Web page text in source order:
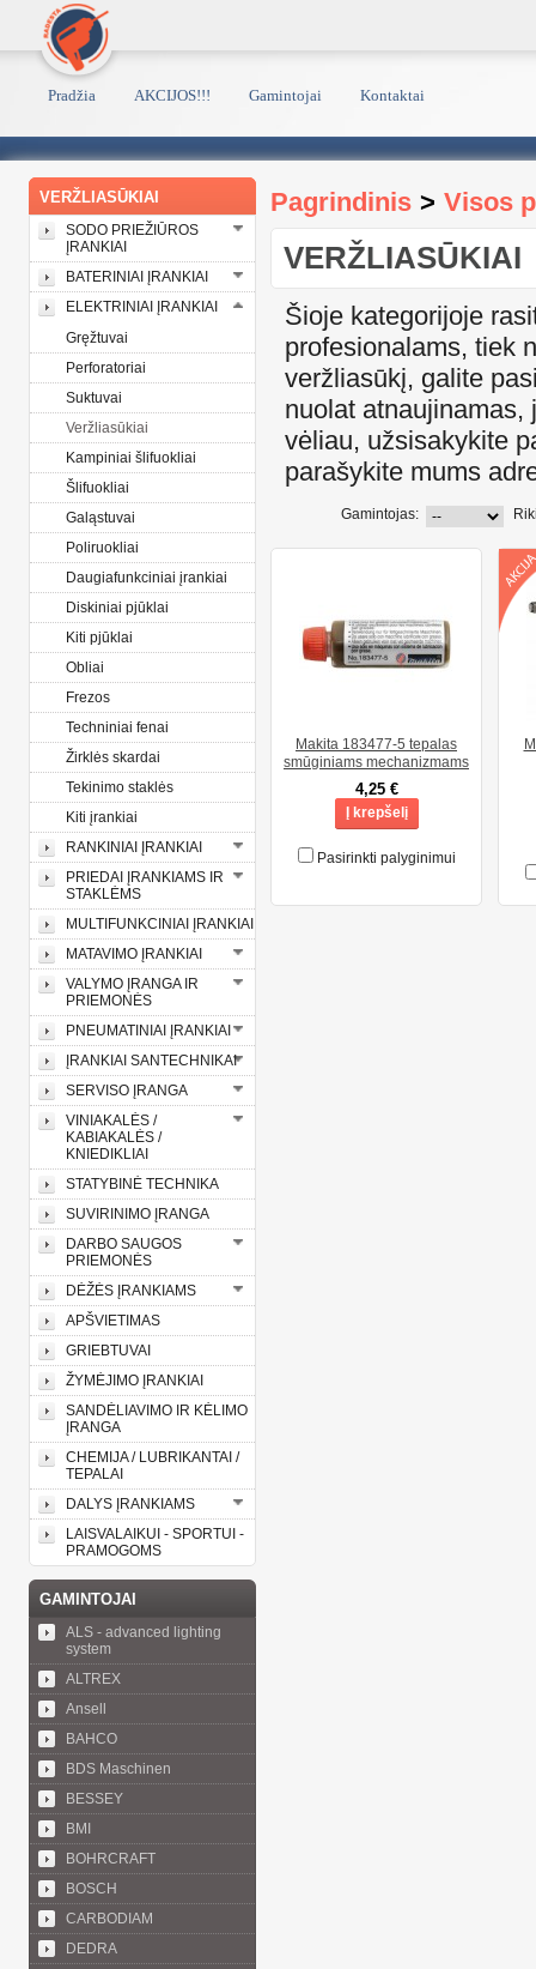
Pradžia AKCIJOS!!! Gamintojai Kontaktai
VERŽLIASŪKIAI
SODO PRIEŽIŪROS
ĮRANKIAI
BATERINIAI ĮRANKIAI
ELEKTRINIAI ĮRANKIAI
Gręžtuvai
Perforatoriai
Suktuvai
Veržliasūkiai
Kampiniai šlifuokliai
Šlifuokliai
Galąstuvai
Poliruokliai
Daugiafunkciniai įrankiai
Diskiniai pjūklai
Kiti pjūklai
Obliai
Frezos
Techniniai fenai
Žirklės skardai
Tekinimo staklės
Kiti įrankiai
RANKINIAI ĮRANKIAI
PRIEDAI ĮRANKIAMS IR
STAKLĖMS
MULTIFUNKCINIAI ĮRANKIAI
MATAVIMO ĮRANKIAI
VALYMO ĮRANGA IR
PRIEMONĖS
PNEUMATINIAI ĮRANKIAI
ĮRANKIAI SANTECHNIKAI
SERVISO ĮRANGA
VINIAKALĖS /
KABIAKALĖS /
KNIEDIKLIAI
STATYBINĖ TECHNIKA
SUVIRINIMO ĮRANGA
DARBO SAUGOS
PRIEMONĖS
DĖŽĖS ĮRANKIAMS
APŠVIETIMAS
GRIEBTUVAI
ŽYMĖJIMO ĮRANKIAI
SANDĖLIAVIMO IR KĖLIMO
ĮRANGA
CHEMIJA / LUBRIKANTAI /
TEPALAI
DALYS ĮRANKIAMS
LAISVALAIKUI - SPORTUI -
PRAMOGOMS
GAMINTOJAI
ALS - advanced lighting
system
ALTREX
Ansell
BAHCO
BDS Maschinen
BESSEY
BMI
BOHRCRAFT
BOSCH
CARBODIAM
DEDRA
Pagrindinis > Visos
VERŽLIASŪKIAI
Šioje kategorijoje
profesionalams, tiek
veržliasūkį, galite
nuolat
vėliau, užsisakykite
parašykite mums
Gamintojas:
Makita 183477-5 tepalas
smūginiams mechanizmams
4,25 €
Į krepšelį
Pasirinkti palyginimui